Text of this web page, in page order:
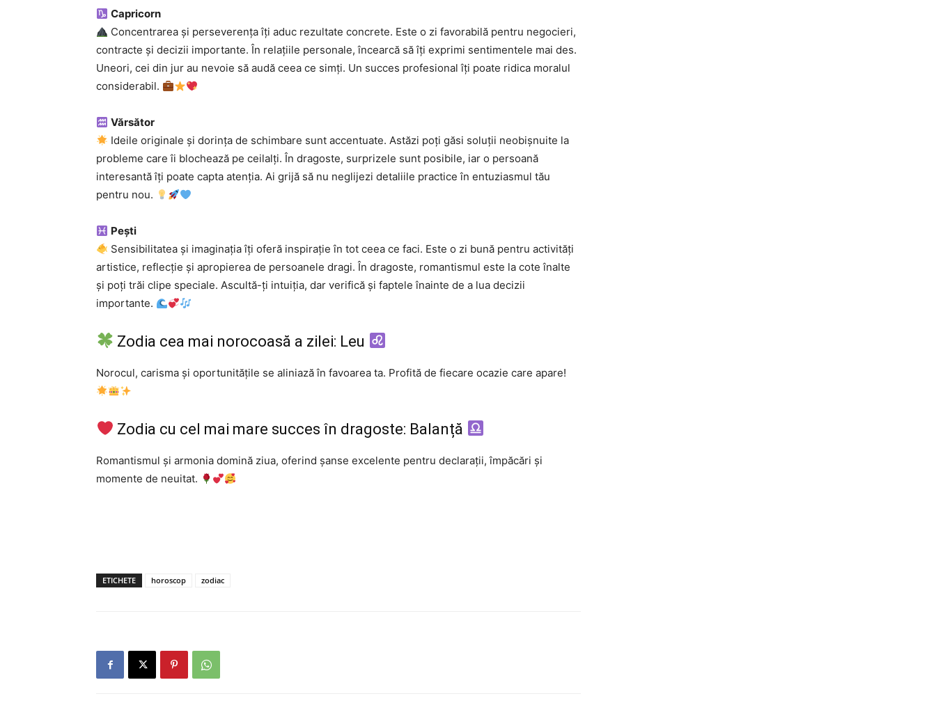
Capricorn
Concentrarea și perseverența îți aduc rezultate concrete. Este o zi favorabilă pentru negocieri,
contracte și decizii importante. În relațiile personale, încearcă să îți exprimi sentimentele mai des.
Uneori, cei din jur au nevoie să audă ceea ce simți. Un succes profesional îți poate ridica moralul
considerabil.
Vărsător
Ideile originale și dorința de schimbare sunt accentuate. Astăzi poți găsi soluții neobișnuite la
probleme care îi blochează pe ceilalți. În dragoste, surprizele sunt posibile, iar o persoană
interesantă îți poate capta atenția. Ai grijă să nu neglijezi detaliile practice în entuziasmul tău
pentru nou.
Pești
Sensibilitatea și imaginația îți oferă inspirație în tot ceea ce faci. Este o zi bună pentru activități
artistice, reflecție și apropierea de persoanele dragi. În dragoste, romantismul este la cote înalte
și poți trăi clipe speciale. Ascultă-ți intuiția, dar verifică și faptele înainte de a lua decizii
importante.
Zodia cea mai norocoasă a zilei: Leu
Norocul, carisma și oportunitățile se aliniază în favoarea ta. Profită de fiecare ocazie care apare!
Zodia cu cel mai mare succes în dragoste: Balanță
Romantismul și armonia domină ziua, oferind șanse excelente pentru declarații, împăcări și
momente de neuitat.
ETICHETE horoscop zodiac